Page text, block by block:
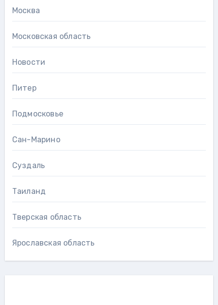
Москва
Московская область
Новости
Питер
Подмосковье
Сан-Марино
Суздаль
Таиланд
Тверская область
Ярославская область